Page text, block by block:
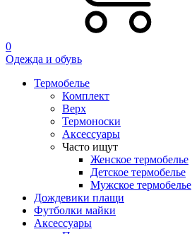
0
Одежда и обувь
Термобелье
Комплект
Верх
Термоноски
Аксессуары
Часто ищут
Женское термобелье
Детское термобелье
Мужское термобелье
Дождевики плащи
Футболки майки
Аксессуары